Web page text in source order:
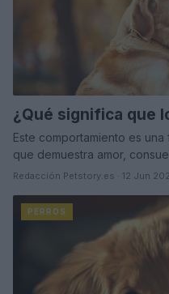
¿Qué significa que
Este comportamiento es
que demuestra amor,
Redacción Petstory.es · 12 Jun
PERROS